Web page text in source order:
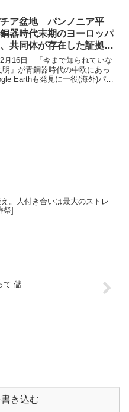
チア盆地 パンノニア平
器時代末期のヨーロッパ
共同体が存在した証拠が
た
月16日 「今まで知られていな
明」が青銅器時代の中欧にあっ
Earthも発見に一役(海外)パン
。人付き合いは最大のストレ
祭]
て 儲
き込む